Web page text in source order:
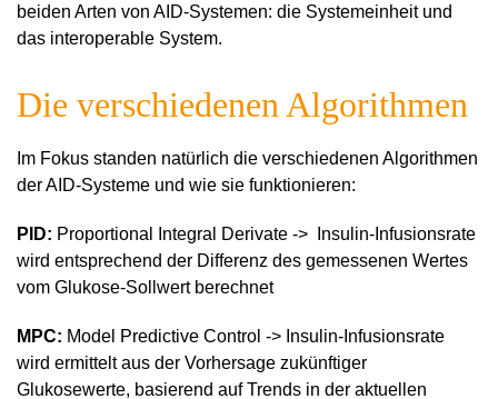
beiden Arten von AID-Systemen: die Systemeinheit und
das interoperable System.
Die verschiedenen Algorithmen
Im Fokus standen natürlich die verschiedenen Algorithmen
der AID-Systeme und wie sie funktionieren:
PID: Proportional Integral Derivate -> Insulin-Infusionsrate
wird entsprechend der Differenz des gemessenen Wertes
vom Glukose-Sollwert berechnet
MPC: Model Predictive Control -> Insulin-Infusionsrate
wird ermittelt aus der Vorhersage zukünftiger
Glukosewerte, basierend auf Trends in der aktuellen